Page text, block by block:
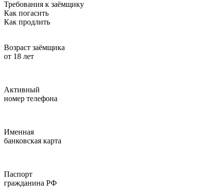
Требования к заёмщику
Как погасить
Как продлить
Возраст заёмщика
от 18 лет
Активный
номер телефона
Именная
банковская карта
Паспорт
гражданина РФ